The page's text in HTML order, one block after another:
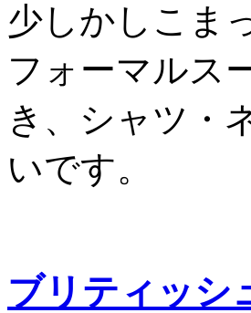
少しかしこま
フォーマルス
き、シャツ・
いです。
ブリティッシ